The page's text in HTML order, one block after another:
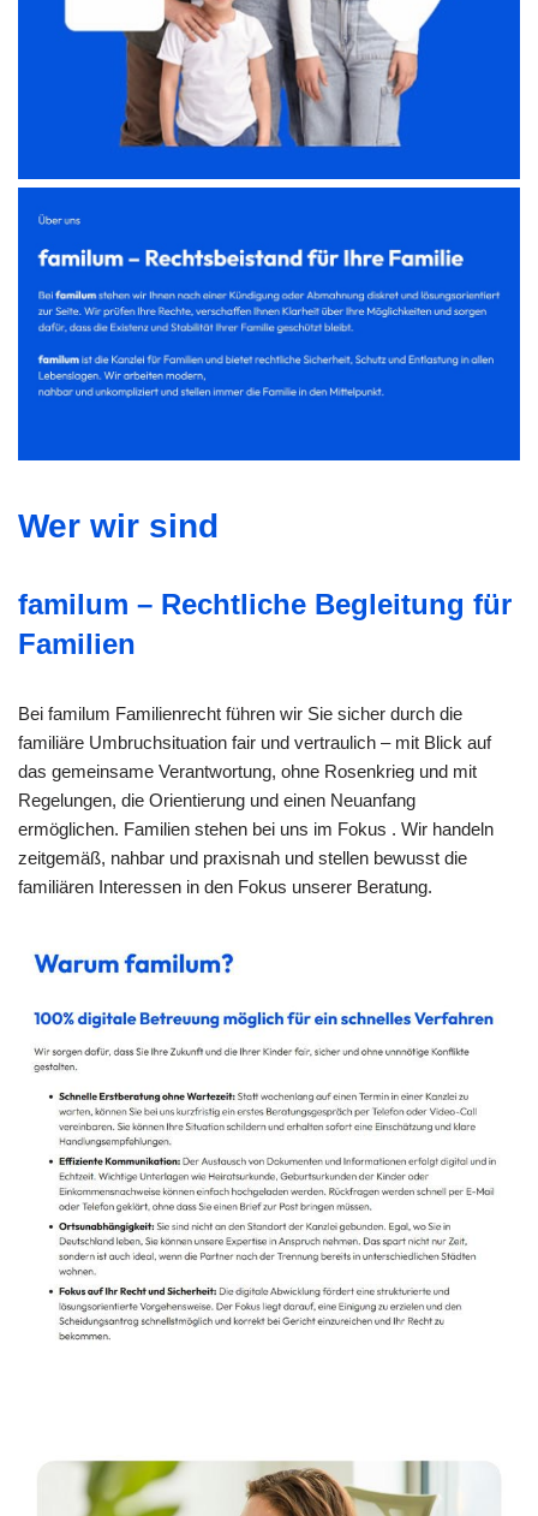
Wer wir sind
familum – Rechtliche Begleitung für
Familien
Bei familum Familienrecht führen wir Sie sicher durch die
familiäre Umbruchsituation fair und vertraulich – mit Blick auf
das gemeinsame Verantwortung, ohne Rosenkrieg und mit
Regelungen, die Orientierung und einen Neuanfang
ermöglichen. Familien stehen bei uns im Fokus . Wir handeln
zeitgemäß, nahbar und praxisnah und stellen bewusst die
familiären Interessen in den Fokus unserer Beratung.